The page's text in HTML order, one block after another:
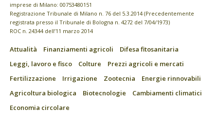
imprese di Milano: 00753480151
Registrazione Tribunale di Milano n. 76 del 5.3.2014 (Precedentemente
registrata presso il Tribunale di Bologna n. 4272 del 7/04/1973)
ROC n. 24344 dell’11 marzo 2014
Attualità Finanziamenti agricoli
Difesa fitosanitaria
Leggi, lavoro e fisco
Colture
Prezzi agricoli e mercati
Fertilizzazione
Irrigazione Zootecnia
Energie rinnovabili
Agricoltura biologica
Biotecnologie
Cambiamenti climatici
Economia circolare